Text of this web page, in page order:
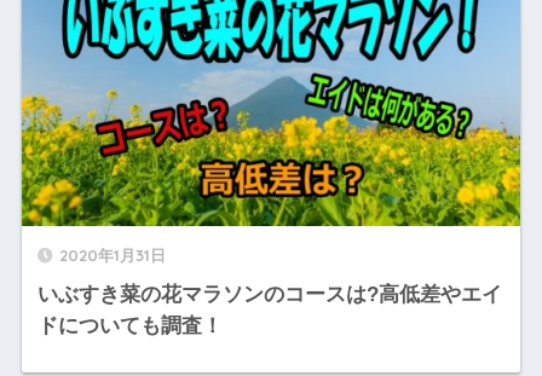
2020年1月31日
いぶすき菜の花マラソンのコースは?高低差やエイ
ドについても調査！